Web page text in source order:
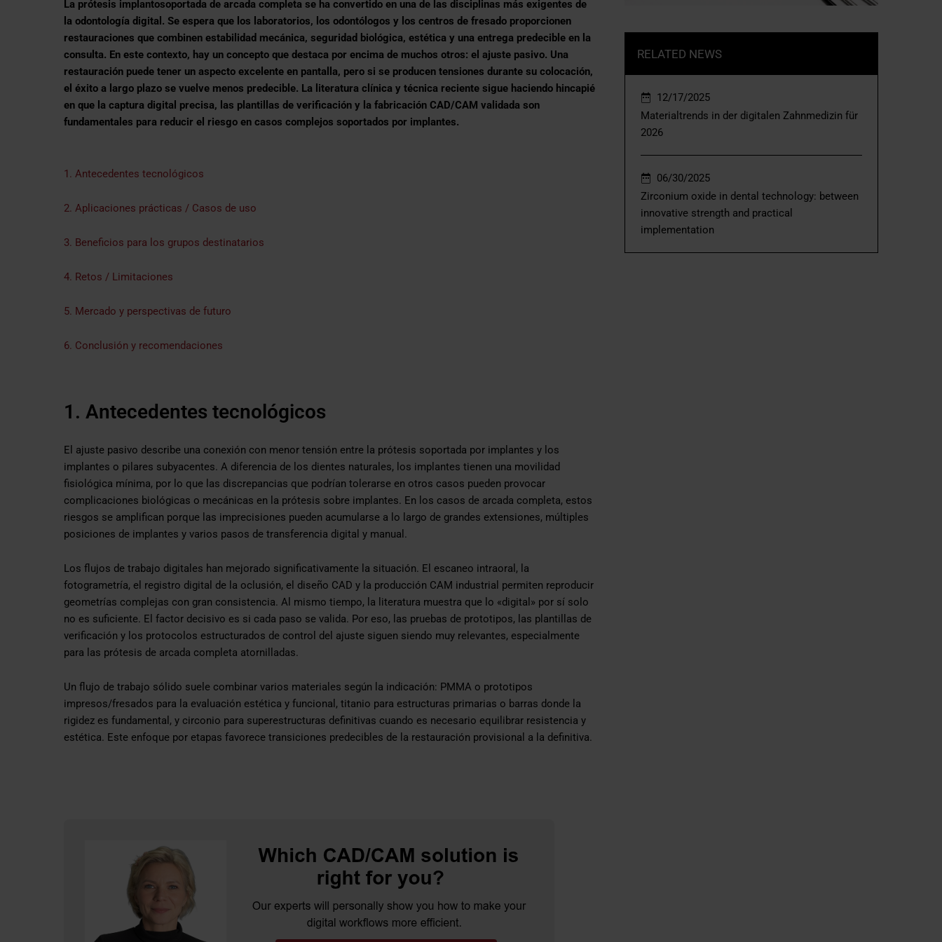
La prótesis implantosoportada de arcada completa se ha convertido en una de las disciplinas más exigentes de
la odontología digital. Se espera que los laboratorios, los odontólogos y los centros de fresado proporcionen
restauraciones que combinen estabilidad mecánica, seguridad biológica, estética y una entrega predecible en la
consulta. En este contexto, hay un concepto que destaca por encima de muchos otros: el ajuste pasivo. Una
restauración puede tener un aspecto excelente en pantalla, pero si se producen tensiones durante su colocación,
el éxito a largo plazo se vuelve menos predecible. La literatura clínica y técnica reciente sigue haciendo hincapié
en que la captura digital precisa, las plantillas de verificación y la fabricación CAD/CAM validada son
fundamentales para reducir el riesgo en casos complejos soportados por implantes.
1. Antecedentes tecnológicos
2. Aplicaciones prácticas / Casos de uso
3. Beneficios para los grupos destinatarios
4. Retos / Limitaciones
5. Mercado y perspectivas de futuro
6. Conclusión y recomendaciones
1. Antecedentes tecnológicos
El ajuste pasivo describe una conexión con menor tensión entre la prótesis soportada por implantes y los
implantes o pilares subyacentes. A diferencia de los dientes naturales, los implantes tienen una movilidad
fisiológica mínima, por lo que las discrepancias que podrían tolerarse en otros casos pueden provocar
complicaciones biológicas o mecánicas en la prótesis sobre implantes. En los casos de arcada completa, estos
riesgos se amplifican porque las imprecisiones pueden acumularse a lo largo de grandes extensiones, múltiples
posiciones de implantes y varios pasos de transferencia digital y manual.
Los flujos de trabajo digitales han mejorado significativamente la situación. El escaneo intraoral, la
fotogrametría, el registro digital de la oclusión, el diseño CAD y la producción CAM industrial permiten reproducir
geometrías complejas con gran consistencia. Al mismo tiempo, la literatura muestra que lo «digital» por sí solo
no es suficiente. El factor decisivo es si cada paso se valida. Por eso, las pruebas de prototipos, las plantillas de
verificación y los protocolos estructurados de control del ajuste siguen siendo muy relevantes, especialmente
para las prótesis de arcada completa atornilladas.
Un flujo de trabajo sólido suele combinar varios materiales según la indicación: PMMA o prototipos
impresos/fresados para la evaluación estética y funcional, titanio para estructuras primarias o barras donde la
rigidez es fundamental, y circonio para superestructuras definitivas cuando es necesario equilibrar resistencia y
estética. Este enfoque por etapas favorece transiciones predecibles de la restauración provisional a la definitiva.
RELATED NEWS
12/17/2025
Materialtrends in der digitalen Zahnmedizin für
2026
06/30/2025
Zirconium oxide in dental technology: between
innovative strength and practical
implementation